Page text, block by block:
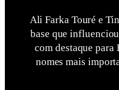
Ali Farka Touré e
base que
com destaque
nomes mais